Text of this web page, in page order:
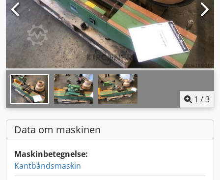
1 /3
Data om maskinen
Maskinbetegnelse:
Kantbåndsmaskin